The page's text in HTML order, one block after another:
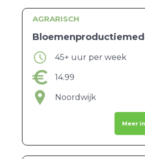
AGRARISCH
45+ uur per week
14.99
Noordwijk
Meer